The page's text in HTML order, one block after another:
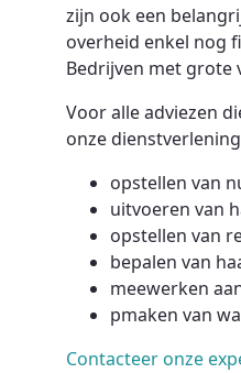
zijn ook een
overheid enkel nog
Bedrijven met grote
Voor alle adviezen
onze
opstellen van
uitvoeren van
opstellen van
bepalen van
meewerken
pmaken van
Contacteer onze